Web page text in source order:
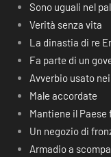
Sono uguali nel
Verità senza vita
La dinastia di re
Fa parte di un
Avverbio usato
Male accordate
Mantiene il Paese
Un negozio di
Armadio a